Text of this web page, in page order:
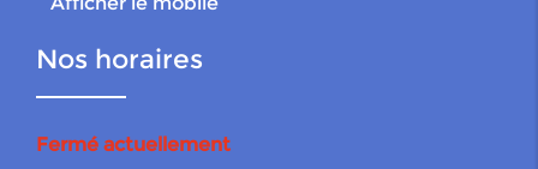
Nos horaires
Fermé actuellement